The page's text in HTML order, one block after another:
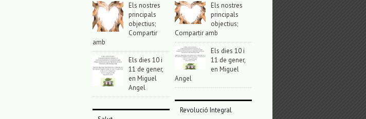
Els nostres
principals
objectius;
Compartir
amb
Els dies 10 i
11 de gener,
en Miguel
Angel
Els nostres
principals
objectius;
Compartir amb
Els dies 10 i
11 de gener,
en Miguel
Angel
Revolució Integral